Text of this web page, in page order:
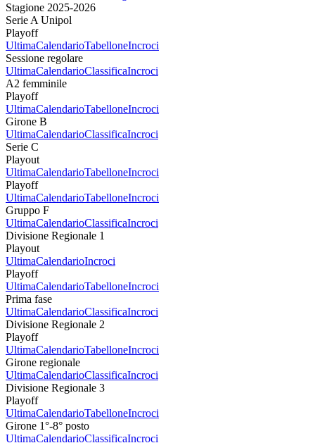
Stagione 2025-2026
Serie A Unipol
Playoff
UltimaCalendarioTabelloneIncroci
Sessione regolare
UltimaCalendarioClassificaIncroci
A2 femminile
Playoff
UltimaCalendarioTabelloneIncroci
Girone B
UltimaCalendarioClassificaIncroci
Serie C
Playout
UltimaCalendarioTabelloneIncroci
Playoff
UltimaCalendarioTabelloneIncroci
Gruppo F
UltimaCalendarioClassificaIncroci
Divisione Regionale 1
Playout
UltimaCalendarioIncroci
Playoff
UltimaCalendarioTabelloneIncroci
Prima fase
UltimaCalendarioClassificaIncroci
Divisione Regionale 2
Playoff
UltimaCalendarioTabelloneIncroci
Girone regionale
UltimaCalendarioClassificaIncroci
Divisione Regionale 3
Playoff
UltimaCalendarioTabelloneIncroci
Girone 1°-8° posto
UltimaCalendarioClassificaIncroci